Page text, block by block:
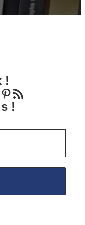
!
Pinterest
Flux RSS
!